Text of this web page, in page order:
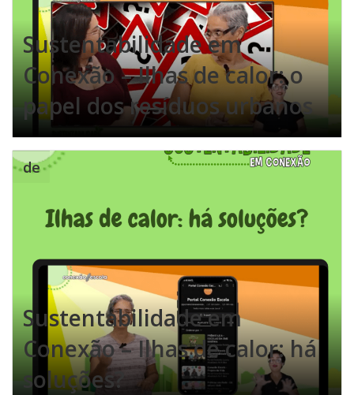
Sustentabilidade em
Conexão – Ilhas de calor: o
papel dos resíduos urbanos
Sustentabilidade em
Conexão – Ilhas de calor: há
soluções?
de